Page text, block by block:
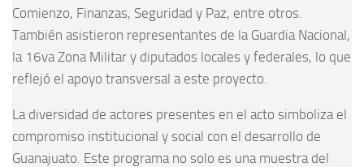
Comienzo, Finanzas, Seguridad y Paz, entre otros.
También asistieron representantes de la Guardia Nacional,
la 16va Zona Militar y diputados locales y federales, lo que
reflejó el apoyo transversal a este proyecto.
La diversidad de actores presentes en el acto simboliza el
compromiso institucional y social con el desarrollo de
Guanajuato. Este programa no solo es una muestra del